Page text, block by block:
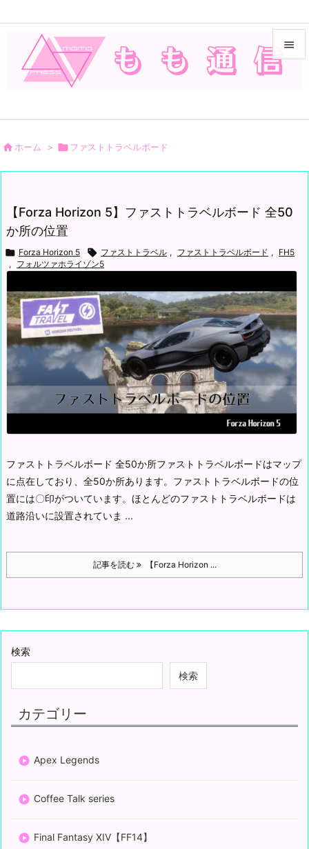


サイド

 ホーム > ファストトラベルボード
【Forza Horizon 5】ファストトラベルボード 全50
か所の位置
 Forza Horizon 5  ファストトラベル , ファストトラベルボード ,
FH5
,
フォルツァホライゾン5
ファストトラベルボード 全50か所ファストトラベルボードはマップ
に点在しており、全50か所あります。 ファストトラベルボードの位
置には〇印がついています。 ほとんどのファストトラベルボードは
道路沿いに設置されていま ...
記事を読む 【Forza Horizon ...
検索
検索
カテゴリー
Apex Legends
Coffee Talk series
Final Fantasy XIV【FF14】